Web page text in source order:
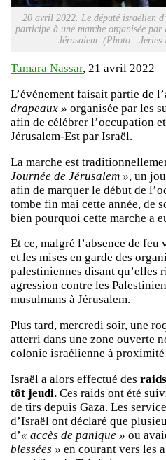
20 avril 2022. Le député israélien
participe à une marche organisée par
Jérusalem. (Photo : Jeries
Tamara Nassar, 21 avril 2022
L’événement faisait partie de
drapeaux » organisée par les
afin de célébrer l’occupation
Jérusalem-Est par Israël.
La marche est
Journée de Jérusalem », un
afin de marquer le début de
tombe fin mai cette année, de
bien pourquoi cette marche a
Et ce, malgré l’absence de
et les mises en garde des
palestiniennes disant qu’elles
agression contre les
musulmans à Jérusalem.
Plus tard, mercredi soir, une
atterri dans une zone ouverte
colonie israélienne à
Israël a alors effectué des
tôt jeudi. Ces raids ont été
de tirs depuis Gaza. Les
d’Israël ont déclaré que
d’« accès de panique » ou
blessées » en courant vers les